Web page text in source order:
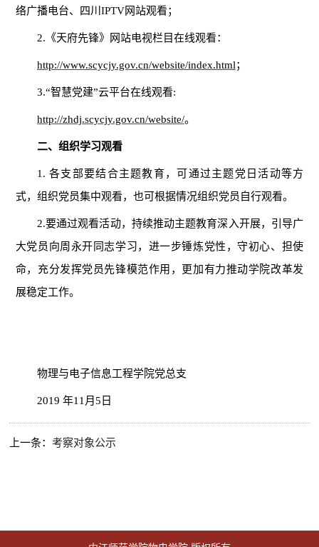
络广播电台、四川 IPTV网站观看；
2. 《天府先锋》网站电视栏目在线观看：
http://www.scycjy.gov.cn/website/index.html；
3.“智慧党建”云平台在线观看:
http://zhdj.scycjy.gov.cn/website/。
二、组织学习观看
1. 各支部要结合主题教育，可通过主题党日活动等方
式，组织党员集中观看，也可根据情况组织党员自行观看。
2.要通过观看活动，持续推动主题教育深入开展，引导广
大党员向周永开同志学习，进一步锤炼党性，守初心、担使
命，充分发挥党员先锋模范作用，更加有力推动学院改革发
展稳定工作。
物理与电子信息工程学院党总支
2019 年11月5 日
上一条：考察对象公示